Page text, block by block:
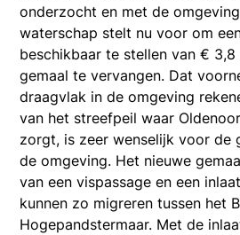
onderzocht en met de
waterschap stelt nu voor om
beschikbaar te stellen van €
gemaal te vervangen. Dat
draagvlak in de omgeving
van het streefpeil waar
zorgt, is zeer wenselijk voor de
de omgeving. Het nieuwe
van een vispassage en een
kunnen zo migreren tussen het
Hogepandstermaar. Met de